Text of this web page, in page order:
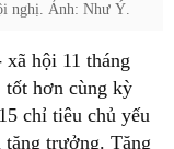
nghị. Ảnh: Như Ý.
hội 11 tháng
tốt hơn cùng kỳ
chỉ tiêu chủ yếu
trưởng. Tăng